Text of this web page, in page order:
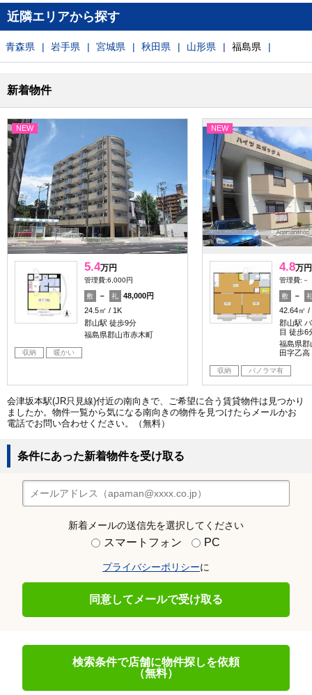
近隣エリアから探す
青森県 岩手県 宮城県 秋田県 山形県 福島県
新着物件
NEW
5.4万円
管理費:6,000円
敷 － 礼
48,000円
24.5㎡
1K
郡山駅 徒歩9分
福島県郡山市赤木町
収納 暖かい
NEW
4.8万円
管理費:－
敷 －
42.64㎡
郡山駅
目 徒歩6
福島県郡
田字乙高
収納 パノラマ有
会津坂本駅(JR只見線)付近の南向きで、ご希望に合う賃貸物件は見つかり
ましたか。物件一覧から気になる南向きの物件を見つけたらメールかお
電話でお問い合わせください。（無料）
条件にあった新着物件を受け取る
新着メールの送信先を選択してください
スマートフォン PC
プライバシーポリシーに
同意してメールで受け取る
検索条件で店舗に物件探しを依頼
（無料）